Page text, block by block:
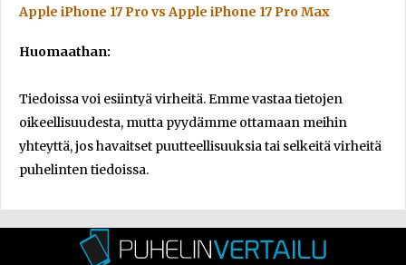
Apple iPhone 17 Pro vs Apple iPhone 17 Pro Max
Huomaathan:
Tiedoissa voi esiintyä virheitä. Emme vastaa tietojen
oikeellisuudesta, mutta pyydämme ottamaan meihin
yhteyttä, jos havaitset puutteellisuuksia tai selkeitä virheitä
puhelinten tiedoissa.